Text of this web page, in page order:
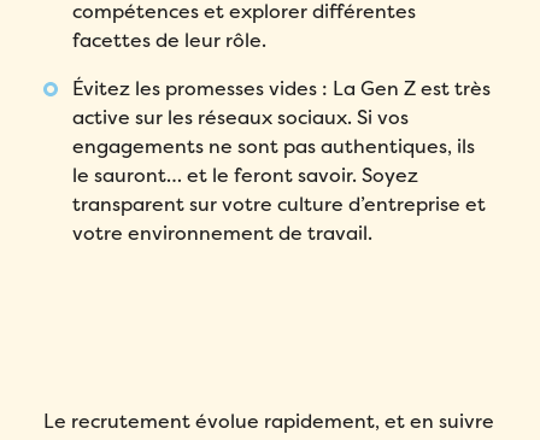
compétences et explorer différentes
facettes de leur rôle.
Évitez les promesses vides : La Gen Z est très
active sur les réseaux sociaux. Si vos
engagements ne sont pas authentiques, ils
le sauront… et le feront savoir. Soyez
transparent sur votre culture d’entreprise et
votre environnement de travail.
Le recrutement évolue rapidement, et en suivre